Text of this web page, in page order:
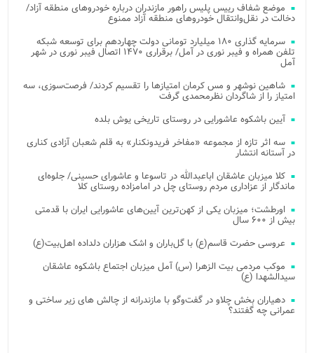
موضع شفاف رییس پلیس راهور مازندران درباره خودروهای منطقه آزاد/
دخالت در نقل‌وانتقال خودروهای منطقه آزاد ممنوع
سرمایه گذاری ۱۸۰ میلیارد تومانی دولت چهاردهم برای توسعه شبکه
تلفن همراه و فیبر نوری در آمل/ برقراری ۱۴۷۰ اتصال فیبر نوری در شهر
آمل
شاهین نوشهر و مس کرمان امتیازها را تقسیم کردند/ فرصت‌سوزی، سه
امتیاز را از شاگردان نظرمحمدی گرفت
آیین باشکوه عاشورایی در روستای تاریخی یوش بلده
سه اثر تازه از مجموعه «مفاخر فریدونکنار» به قلم شعبان آزادی کناری
در آستانه انتشار
کلا میزبان عاشقان اباعبدالله در تاسوعا و عاشورای حسینی/ جلوه‌ای
ماندگار از عزاداری مردم روستای چل در امامزاده روستای کلا
اورطشت؛ میزبان یکی از کهن‌ترین آیین‌های عاشورایی ایران با قدمتی
بیش از ۶۰۰ سال
عروسی حضرت قاسم(ع) با گل‌باران و اشک هزاران دلداده اهل‌بیت(ع)
موکب مردمی بیت‌ الزهرا (س) آمل میزبان اجتماع باشکوه عاشقان
سیدالشهدا (ع)
دهیاران بخش چلاو در گفت‌وگو با مازندرانه از چالش های زیر ساختی و
عمرانی چه گفتند؟